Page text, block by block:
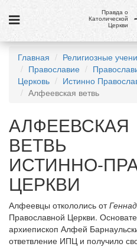
Новости
Католики в России
Галерея
Викторины
Ссылки
Религиозные учения и секты,
8 августа
Св. Доминик, священник
Правда о
Католической
Церкви
Главная Религиозные
Православие
Церковь
Истинно
Алфеевская ветвь
АЛФЕЕВСКАЯ
ВЕТВЬ
ИСТИННО-
ЦЕРКВИ
Алфеевцы откололись от
Православной Церкви.
архиепископ Алфей
ответвление ИПЦ и получило